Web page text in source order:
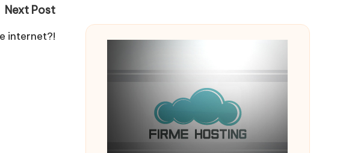
Next Post
internet?!